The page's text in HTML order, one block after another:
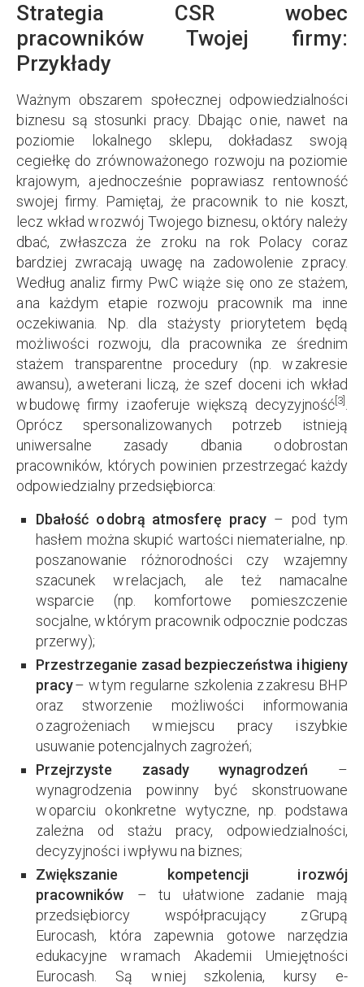
Strategia CSR wobec
pracowników Twojej firmy:
Przykłady
Ważnym obszarem społecznej odpowiedzialności
biznesu są stosunki pracy. Dbając o nie, nawet na
poziomie lokalnego sklepu, dokładasz swoją
cegiełkę do zrównoważonego rozwoju na poziomie
krajowym, a jednocześnie poprawiasz rentowność
swojej firmy. Pamiętaj, że pracownik to nie koszt,
lecz wkład w rozwój Twojego biznesu, o który należy
dbać, zwłaszcza że z roku na rok Polacy coraz
bardziej zwracają uwagę na zadowolenie z pracy.
Według analiz firmy PwC wiąże się ono ze stażem,
a na każdym etapie rozwoju pracownik ma inne
oczekiwania. Np. dla stażysty priorytetem będą
możliwości rozwoju, dla pracownika ze średnim
stażem transparentne procedury (np. w zakresie
awansu), a weterani liczą, że szef doceni ich wkład
w budowę firmy i zaoferuje większą decyzyjność[3]
Oprócz spersonalizowanych potrzeb istnieją
uniwersalne zasady dbania o dobrostan
pracowników, których powinien przestrzegać każdy
odpowiedzialny przedsiębiorca:
Dbałość o dobrą atmosferę pracy – pod tym
hasłem można skupić wartości niematerialne, np.
poszanowanie różnorodności czy wzajemny
szacunek w relacjach, ale też namacalne
wsparcie (np. komfortowe pomieszczenie
socjalne, w którym pracownik odpocznie podczas
przerwy);
Przestrzeganie zasad bezpieczeństwa i higieny
pracy– w tym regularne szkolenia z zakresu BHP
oraz stworzenie możliwości informowania
o zagrożeniach w miejscu pracy i szybkie
usuwanie potencjalnych zagrożeń;
Przejrzyste zasady wynagrodzeń –
wynagrodzenia powinny być skonstruowane
w oparciu o konkretne wytyczne, np. podstawa
zależna od stażu pracy, odpowiedzialności,
decyzyjności i wpływu na biznes;
Zwiększanie kompetencji i rozwój
pracowników – tu ułatwione zadanie mają
przedsiębiorcy współpracujący z Grupą
Eurocash, która zapewnia gotowe narzędzia
edukacyjne w ramach Akademii Umiejętności
Eurocash. Są w niej szkolenia, kursy e-